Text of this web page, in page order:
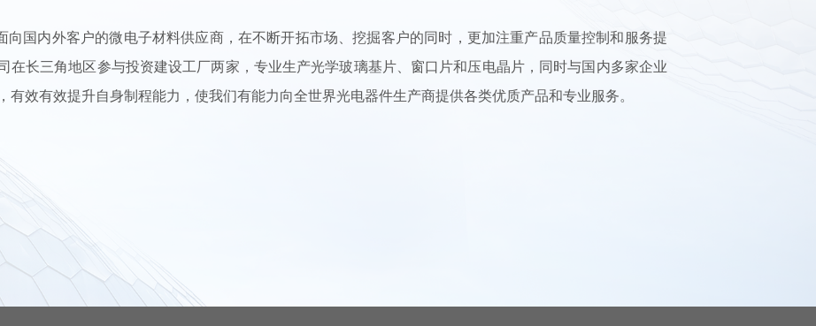
国内外客户的微电子材料供应商，在不断开拓市场、挖掘客户的同时，更加注重产品质量控制和服务提
在长三角地区参与投资建设工厂两家，专业生产光学玻璃基片、窗口片和压电晶片，同时与国内多家企业
有效有效提升自身制程能力，使我们有能力向全世界光电器件生产商提供各类优质产品和专业服务。